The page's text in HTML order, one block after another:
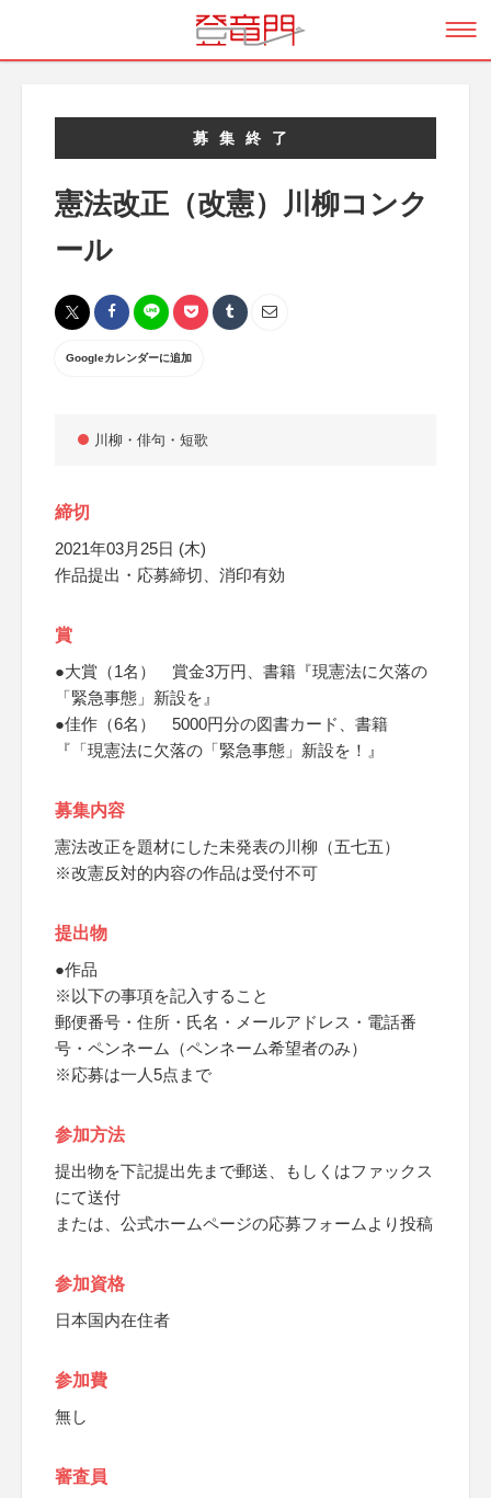
募集終了
憲法改正（改憲）川柳コンク
ール
Googleカレンダーに追加
川柳・俳句・短歌
締切
2021年03月25日 (木)
作品提出・応募締切、消印有効
賞
●大賞（1名） 賞金3万円、書籍『現憲法に欠落の
「緊急事態」新設を』
●佳作（6名） 5000円分の図書カード、書籍
『「現憲法に欠落の「緊急事態」新設を！』
募集内容
憲法改正を題材にした未発表の川柳（五七五）
※改憲反対的内容の作品は受付不可
提出物
●作品
※以下の事項を記入すること
郵便番号・住所・氏名・メールアドレス・電話番
号・ペンネーム（ペンネーム希望者のみ）
※応募は一人5点まで
参加方法
提出物を下記提出先まで郵送、もしくはファックス
にて送付
または、公式ホームページの応募フォームより投稿
参加資格
日本国内在住者
参加費
無し
審査員